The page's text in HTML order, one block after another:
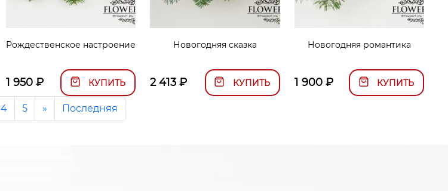
Рождественское настроение
1 950₽ КУПИТЬ
Новогодняя сказка
2 413 ₽ КУПИТЬ
Новогодняя романтика
1 900₽ КУПИТЬ
4 5 » Последняя